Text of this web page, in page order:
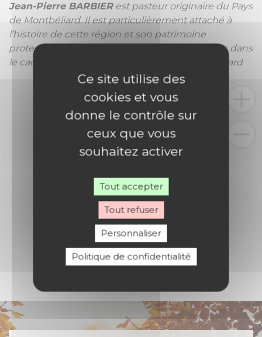
Jean-Pierre BARBIERest pasteur originaire du Pays
de Montbéliard. Il est particulièrement attaché à
l’histoire de cette région et son patrimoine
protestant. Il a fait de nombreuses conférences dans
le cadre de l’association Parole-Image Montbéliard
Ce site utilise des
cookies et vous
donne le contrôle sur
ceux que vous
souhaitez activer
Tout accepter
Tout refuser
Personnaliser
Politique de confidentialité